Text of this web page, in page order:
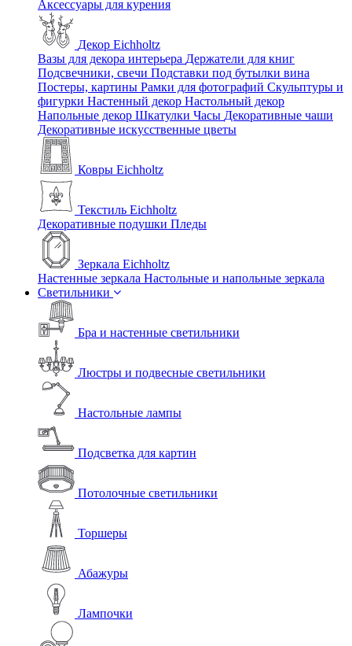
Аксессуары для курения
Декор Eichholtz
Вазы для декора интерьера Держатели для книг
Подсвечники, свечи Подставки под бутылки вина
Постеры, картины Рамки для фотографий Скульптуры и
фигурки Настенный декор Настольный декор
Напольные декор Шкатулки Часы Декоративные чаши
Декоративные искусственные цветы
Ковры Eichholtz
Текстиль Eichholtz
Декоративные подушки Пледы
Зеркала Eichholtz
Настенные зеркала Настольные и напольные зеркала
Светильники
Бра и настенные светильники
Люстры и подвесные светильники
Настольные лампы
Подсветка для картин
Потолочные светильники
Торшеры
Абажуры
Лампочки